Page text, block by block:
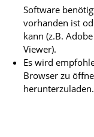
Software
vorhanden ist
kann (z.B.
Viewer).
Es wird
Browser zu
herunterzuladen.